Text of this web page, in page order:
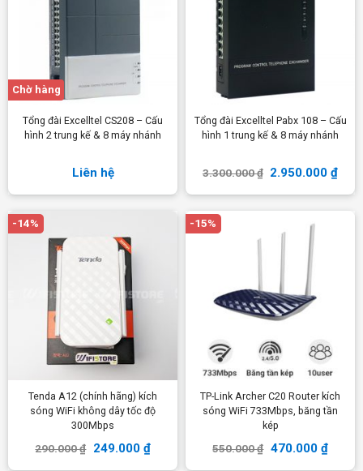
Chờ hàng
Tổng đài Excelltel CS208 – Cấu
hình 2 trung kế & 8 máy nhánh
Liên hệ
Tổng đài Excelltel Pabx 108 – Cấu
hình 1 trung kế & 8 máy nhánh
3.300.000₫ 2.950.000₫
-14%
Tenda A12 (chính hãng) kích
sóng WiFi không dây tốc độ
300Mbps
290.000₫ 249.000 ₫
-15%
TP-Link Archer C20 Router kích
sóng WiFi 733Mbps, băng tần
kép
550.000₫ 470.000 ₫